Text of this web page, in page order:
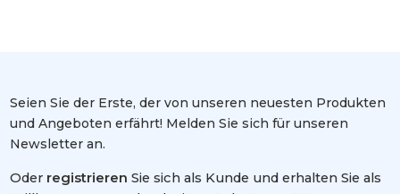
Seien Sie der Erste, der von unseren neuesten Produkten
und Angeboten erfährt! Melden Sie sich für unseren
Newsletter an.
Oder registrieren Sie sich als Kunde und erhalten Sie als